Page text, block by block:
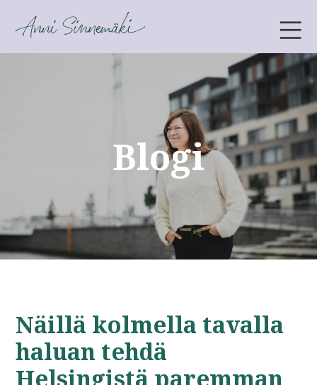
ANNI SINNEMÄKI
Blogi
Näillä kolmella tavalla
haluan tehdä
Helsingistä paremman